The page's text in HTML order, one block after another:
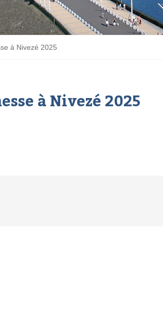
à Nivezé 2025
à Nivezé 2025